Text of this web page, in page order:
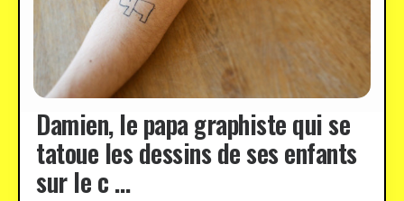
Damien, le papa graphiste qui se
tatoue les dessins de ses enfants
sur le c …